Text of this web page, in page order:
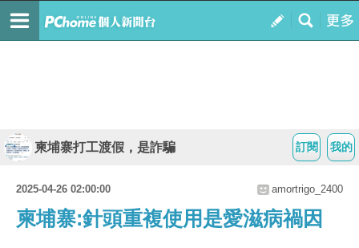
我的
訂閱
柬埔寨打工渡假，是詐騙
2025-04-26 02:00:00 amortrigo_2400
柬埔寨:針頭重複使用是愛滋病禍因